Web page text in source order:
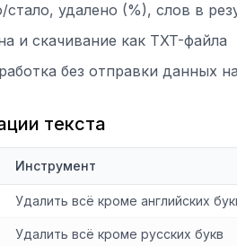
удалено (%), слов в
и скачивание как TXT-файла
без отправки данных
текста
Инструмент
Удалить всё кроме английских
Удалить всё кроме русских букв